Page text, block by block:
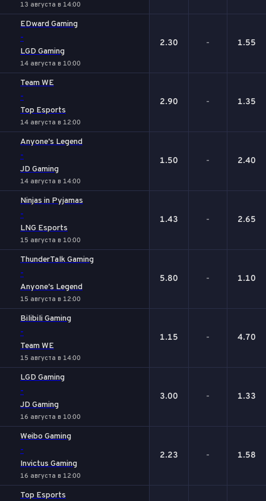
13 августа в 14:00
EDward Gaming
-
LGD Gaming
14 августа в 10:00
2.30 - 1.55
Team WE
-
Top Esports
14 августа в 12:00
2.90 - 1.35
Anyone's Legend
-
JD Gaming
14 августа в 14:00
1.50 - 2.40
Ninjas in Pyjamas
-
LNG Esports
15 августа в 10:00
1.43 - 2.65
ThunderTalk Gaming
-
Anyone's Legend
15 августа в 12:00
5.80 - 1.10
Bilibili Gaming
-
Team WE
15 августа в 14:00
1.15 - 4.70
LGD Gaming
-
JD Gaming
16 августа в 10:00
3.00 - 1.33
Weibo Gaming
-
Invictus Gaming
16 августа в 12:00
2.23 - 1.58
Top Esports